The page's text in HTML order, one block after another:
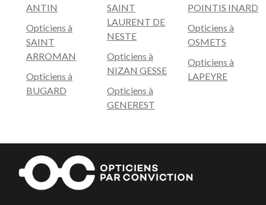
ANTIN
Opticiens à
SAINT
ARROMAN
Opticiens à
BUGARD
SAINT
LAURENT DE
NESTE
Opticiens à
NIZAN GESSE
Opticiens à
GENEREST
POINTIS INARD
Opticiens à
OSMETS
Opticiens à
LAPEYRE